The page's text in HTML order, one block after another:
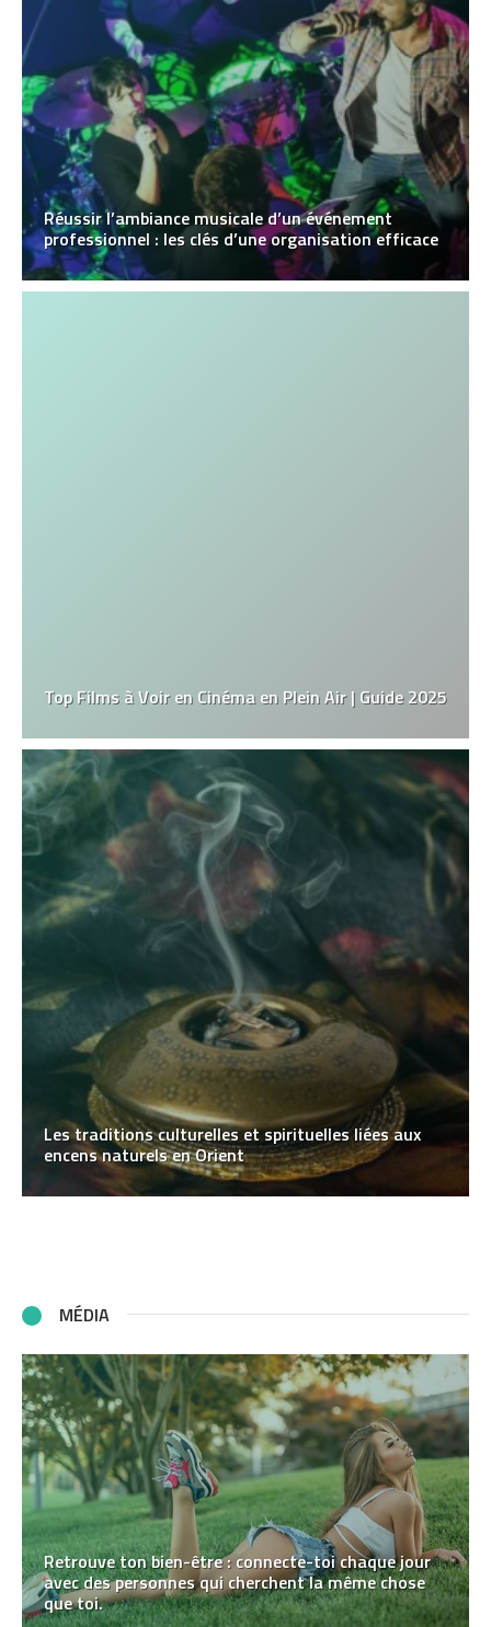
Réussir l’ambiance musicale d’un événement
professionnel : les clés d’une organisation efficace
Top Films à Voir en Cinéma en Plein Air | Guide 2025
Les traditions culturelles et spirituelles liées aux
encens naturels en Orient
MÉDIA
Retrouve ton bien-être : connecte-toi chaque jour
avec des personnes qui cherchent la même chose
que toi.